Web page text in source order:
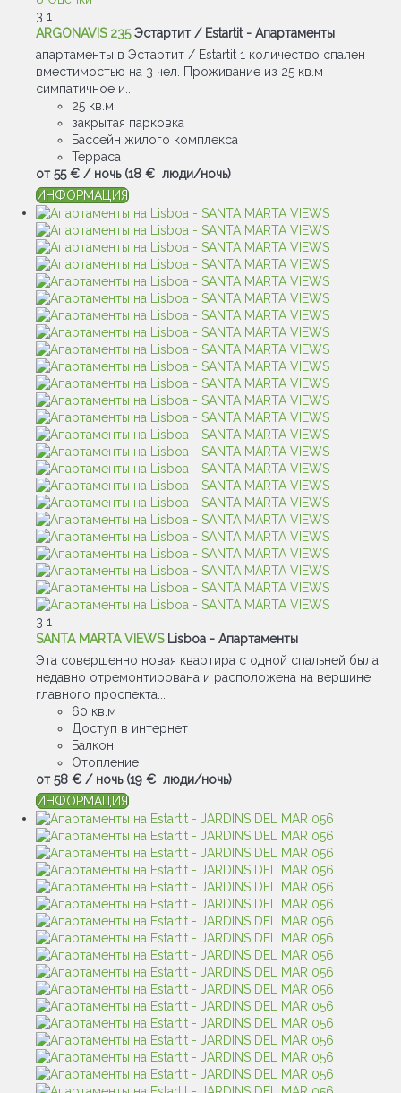
3 1
ARGONAVIS 235 Эстартит / Estartit - Апартаменты
апартаменты в Эстартит / Estartit 1 количество спален
вместимостью на 3 чел. Проживание из 25 кв.м
симпатичное и...
25 кв.м
закрытая парковка
Бассейн жилого комплекса
Терраса
от 55 € / ночь (18 € люди/ночь)
ИНФОРМАЦИЯ
3 1
SANTA MARTA VIEWS Lisboa - Апартаменты
Эта совершенно новая квартира с одной спальней была
недавно отремонтирована и расположена на вершине
главного проспекта...
60 кв.м
Доступ в интернет
Балкон
Отопление
от 58 € / ночь (19 € люди/ночь)
ИНФОРМАЦИЯ